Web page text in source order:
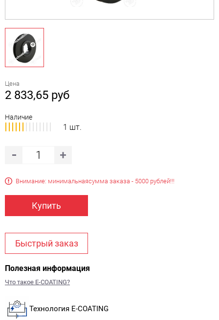
Цена
2 833,65 руб
Наличие
1 шт.
Внимание: минимальнаясумма заказа - 5000 рублей!!!
Купить
Быстрый заказ
Полезная информация
Что такое E-COATING?
Технология E-COATING